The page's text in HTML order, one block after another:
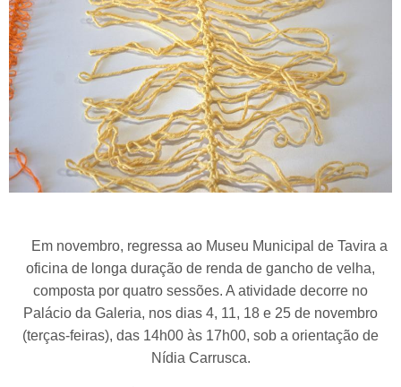
Em novembro, regressa ao Museu Municipal de Tavira a
oficina de longa duração de renda de gancho de velha,
composta por quatro sessões. A atividade decorre no
Palácio da Galeria, nos dias 4, 11, 18 e 25 de novembro
(terças-feiras), das 14h00 às 17h00, sob a orientação de
Nídia Carrusca.